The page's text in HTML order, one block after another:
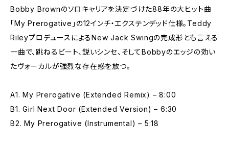
Bobby Brownのソロキャリアを決定づけた88年の大ヒット曲
「My Prerogative」の12インチ・エクステンデッド仕様。Teddy
RileyプロデュースによるNew Jack Swingの完成形とも言える
一曲で、跳ねるビート、鋭いシンセ、そしてBobbyのエッジの効い
たヴォーカルが強烈な存在感を放つ。
A1. My Prerogative (Extended Remix) – 8:00
B1. Girl Next Door (Extended Version) – 6:30
B2. My Prerogative (Instrumental) – 5:18